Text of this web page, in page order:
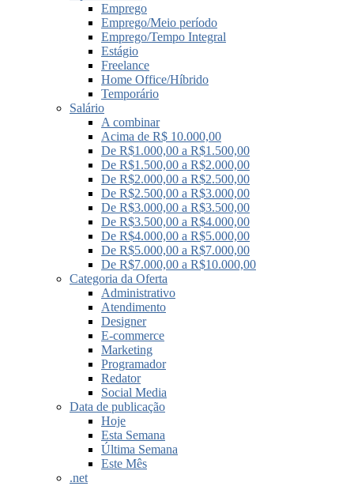
Emprego
Emprego/Meio período
Emprego/Tempo Integral
Estágio
Freelance
Home Office/Híbrido
Temporário
Salário
A combinar
Acima de R$ 10.000,00
De R$1.000,00 a R$1.500,00
De R$1.500,00 a R$2.000,00
De R$2.000,00 a R$2.500,00
De R$2.500,00 a R$3.000,00
De R$3.000,00 a R$3.500,00
De R$3.500,00 a R$4.000,00
De R$4.000,00 a R$5.000,00
De R$5.000,00 a R$7.000,00
De R$7.000,00 a R$10.000,00
Categoria da Oferta
Administrativo
Atendimento
Designer
E-commerce
Marketing
Programador
Redator
Social Media
Data de publicação
Hoje
Esta Semana
Última Semana
Este Mês
.net